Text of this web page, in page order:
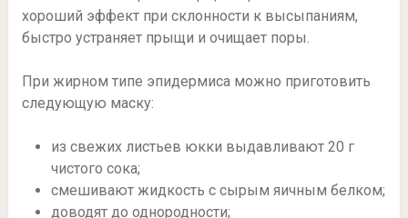
хороший эффект при склонности к высыпаниям,
быстро устраняет прыщи и очищает поры.
При жирном типе эпидермиса можно приготовить
следующую маску:
из свежих листьев юкки выдавливают 20 г
чистого сока;
смешивают жидкость с сырым яичным белком;
доводят до однородности;